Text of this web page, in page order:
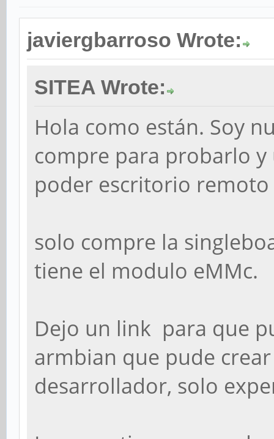
javiergbarroso Wrote:
SITEA Wrote:
Hola como están. Soy
compre para probarlo
poder escritorio
solo compre la
tiene el modulo eMMc.
Dejo un link para que
armbian que pude
desarrollador, solo